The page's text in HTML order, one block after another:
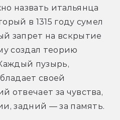
назвать итальянца
в 1315 году сумел
запрет на вскрытие
создал теорию
пузырь,
своей
отвечает за чувства,
задний — за память.